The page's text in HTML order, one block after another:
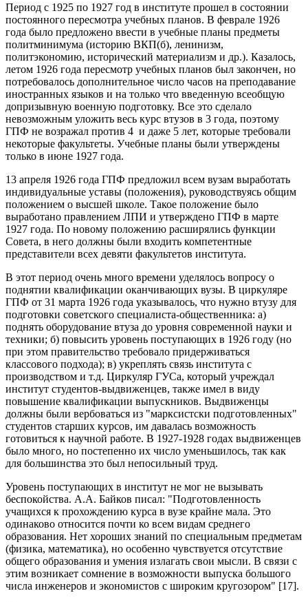
Период с 1925 по 1927 год в институте прошел в состоянии
постоянного пересмотра учебных планов. В феврале 1926
года было предложено ввести в учебные планы предметы
политминимума (историю ВКП(б), ленинизм,
политэкономию, исторический материализм и др.). Казалось,
летом 1926 года пересмотр учебных планов был закончен, но
потребовалось дополнительное число часов на преподавание
иностранных языков и на только что введенную всеобщую
допризывную военную подготовку. Все это сделало
невозможным уложить весь курс втузов в 3 года, поэтому
ГПФ не возражал против 4 и даже 5 лет, которые требовали
некоторые факультеты. Учебные планы были утверждены
только в июне 1927 года.
13 апреля 1926 года ГПФ предложил всем вузам выработать
индивидуальные уставы (положения), руководствуясь общим
положением о высшей школе. Такое положение было
выработано правлением ЛПИ и утверждено ГПФ в марте
1927 года. По новому положению расширялись функции
Совета, в него должны были входить компетентные
представители всех девяти факультетов института.
В этот период очень много времени уделялось вопросу о
поднятии квалификации оканчивающих вузы. В циркуляре
ГПФ от 31 марта 1926 года указывалось, что нужно втузу для
подготовки советского специалиста-общественника: а)
поднять оборудование втуза до уровня современной науки и
техники; б) повысить уровень поступающих в 1926 году (но
при этом правительство требовало придерживаться
классового подхода); в) укреплять связь института с
производством и т.д. Циркуляр ГУСа, который учреждал
институт студентов-выдвиженцев, также имел в виду
повышение квалификации выпускников. Выдвиженцы
должны были вербоваться из "марксистски подготовленных"
студентов старших курсов, им давалась возможность
готовиться к научной работе. В 1927-1928 годах выдвиженцев
было много, но постепенно их число уменьшилось, так как
для большинства это был непосильный труд.
Уровень поступающих в институт не мог не вызывать
беспокойства. А.А. Байков писал: "Подготовленность
учащихся к прохождению курса в вузе крайне мала. Это
одинаково относится почти ко всем видам среднего
образования. Нет хороших знаний по специальным предметам
(физика, математика), но особенно чувствуется отсутствие
общего образования и умения излагать свои мысли. В связи с
этим возникает сомнение в возможности выпуска большого
числа инженеров и экономистов с широким кругозором" [17].